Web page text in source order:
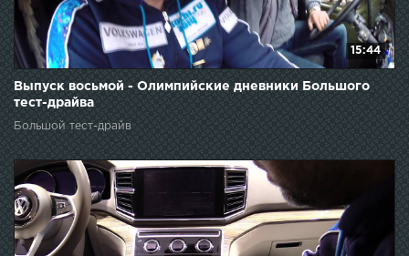
15:44
Выпуск восьмой - Олимпийские дневники Большого
тест-драйва
Большой тест-драйв